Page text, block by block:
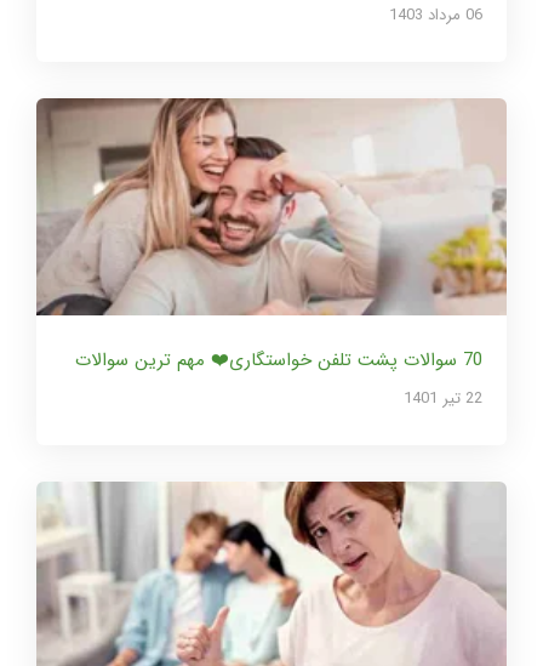
06 مرداد 1403
70 سوالات پشت تلفن خواستگاری❤️ مهم ترین سوالات
22 تير 1401